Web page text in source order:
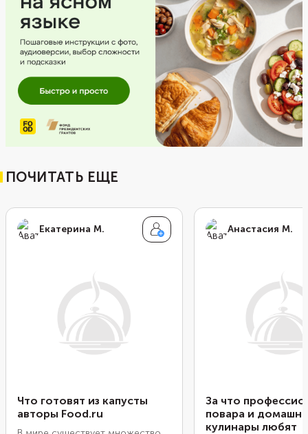
ПОЧИТАТЬ ЕЩЕ
Екатерина М.
Что готовят из капусты
авторы Food.ru
Анастасия М.
За что
повара и
кулинары любят